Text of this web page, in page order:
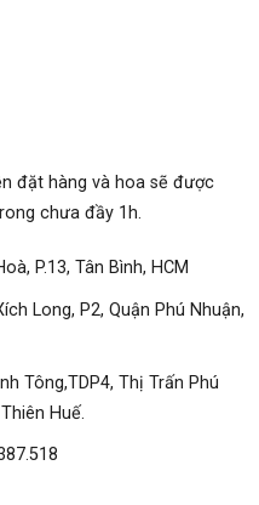
đặt hàng và hoa sẽ được
chưa đầy 1h.
P.13, Tân Bình, HCM
Long, P2, Quận Phú Nhuận,
Tông,TDP4, Thị Trấn Phú
Huế.